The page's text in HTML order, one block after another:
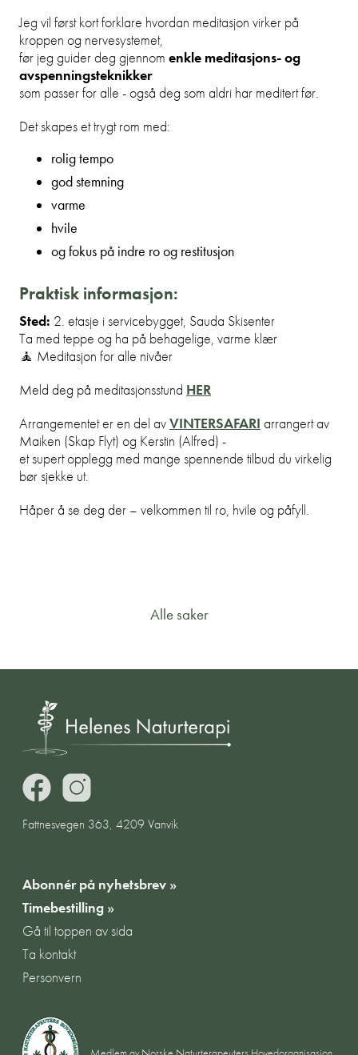
Jeg vil først kort forklare hvordan meditasjon virker på
kroppen og nervesystemet,
før jeg guider deg gjennom enkle meditasjons- og
avspenningsteknikker
som passer for alle - også deg som aldri har meditert før.
Det skapes et trygt rom med:
rolig tempo
god stemning
varme
hvile
og fokus på indre ro og restitusjon
Praktisk informasjon:
Sted: 2. etasje i servicebygget, Sauda Skisenter
Ta med teppe og ha på behagelige, varme klær
🧘 Meditasjon for alle nivåer
Meld deg på meditasjonsstund HER
Arrangementet er en del avVINTERSAFARI arrangert av
Maiken (Skap Flyt) og Kerstin (Alfred) -
et supert opplegg med mange spennende tilbud du virkelig
bør sjekke ut.
Håper å se deg der – velkommen til ro, hvile og påfyll.
Alle saker
Fattnesvegen 363, 4209 Vanvik
Abonnér på nyhetsbrev »
Timebestilling »
Gå til toppen av sida
Ta kontakt
Personvern